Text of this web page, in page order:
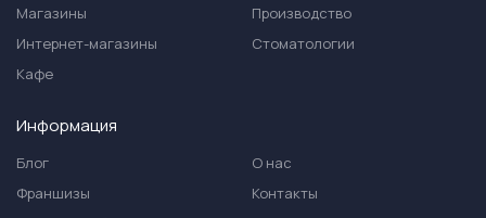
Магазины
Интернет-магазины
Кафе
Производство
Стоматологии
Информация
Блог
Франшизы
О нас
Контакты